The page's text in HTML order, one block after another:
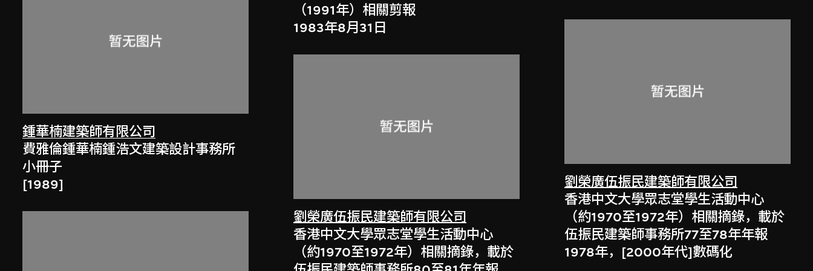
鍾華楠建築師有限公司
費雅倫鍾華楠鍾浩文建築設計事務所
小冊子
[1989]
（1991年）相關剪報
1983年8月31日
劉榮廣伍振民建築師有限公司
香港中文大學眾志堂學生活動中心
（約1970至1972年）相關摘錄，載於
劉榮廣伍振民建築師有限公司
香港中文大學眾志堂學生活動中心
（約1970至1972年）相關摘錄，載於
伍振民建築師事務所77至78年年報
1978年，[2000年代]數碼化